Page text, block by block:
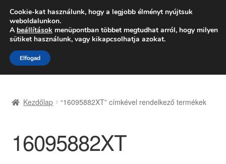
SZÁLLÍTÁS 2618 Ft-tól
Hétfő-Péntek 9:00–16:0006 80 088 054
Ugrás
a
navigációhoz
Kilépés
a
tartalomba
Adatvédelmi irányelvek
Felhasználási feltételek
Kezdőlap “16095882XT” címkével rendelkező termékek
16095882XT
Cookie-kat használunk, hogy a legjobb élményt nyújtsuk
weboldalunkon.
A beállítások menüpontban többet megtudhat arról, hogy milyen
sütiket használunk, vagy kikapcsolhatja azokat.
Elfogad